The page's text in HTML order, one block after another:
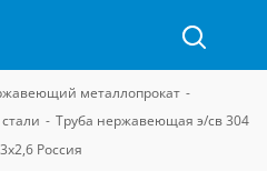
металлопрокат -
- Труба нержавеющая э/св 304
Россия